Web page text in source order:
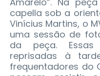
capella sob a
Vinícius Martins, o
uma sessão de
da peça. Essas
reprisadas à
frequentadores do